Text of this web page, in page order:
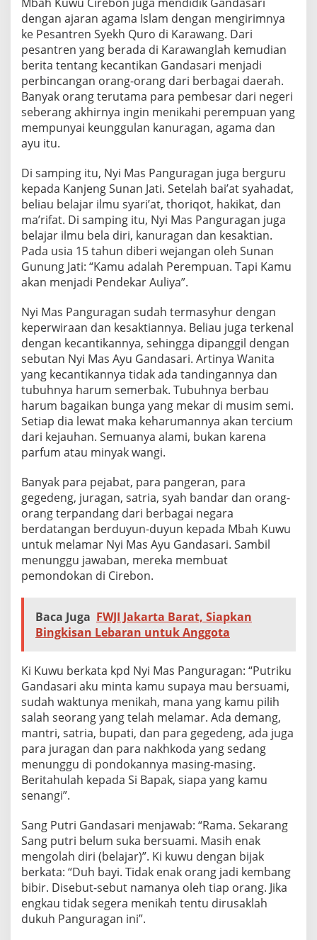
dengan ajaran agama Islam dengan mengirimnya
ke Pesantren Syekh Quro di Karawang. Dari
pesantren yang berada di Karawanglah kemudian
berita tentang kecantikan Gandasari menjadi
perbincangan orang-orang dari berbagai daerah.
Banyak orang terutama para pembesar dari negeri
seberang akhirnya ingin menikahi perempuan yang
mempunyai keunggulan kanuragan, agama dan
ayu itu.
Di samping itu, Nyi Mas Panguragan juga berguru
kepada Kanjeng Sunan Jati. Setelah bai’at syahadat,
beliau belajar ilmu syari’at, thoriqot, hakikat, dan
ma’rifat. Di samping itu, Nyi Mas Panguragan juga
belajar ilmu bela diri, kanuragan dan kesaktian.
Pada usia 15 tahun diberi wejangan oleh Sunan
Gunung Jati: “Kamu adalah Perempuan. Tapi Kamu
akan menjadi Pendekar Auliya”.
Nyi Mas Panguragan sudah termasyhur dengan
keperwiraan dan kesaktiannya. Beliau juga terkenal
dengan kecantikannya, sehingga dipanggil dengan
sebutan Nyi Mas Ayu Gandasari. Artinya Wanita
yang kecantikannya tidak ada tandingannya dan
tubuhnya harum semerbak. Tubuhnya berbau
harum bagaikan bunga yang mekar di musim semi.
Setiap dia lewat maka keharumannya akan tercium
dari kejauhan. Semuanya alami, bukan karena
parfum atau minyak wangi.
Banyak para pejabat, para pangeran, para
gegedeng, juragan, satria, syah bandar dan orang-
orang terpandang dari berbagai negara
berdatangan berduyun-duyun kepada Mbah Kuwu
untuk melamar Nyi Mas Ayu Gandasari. Sambil
menunggu jawaban, mereka membuat
pemondokan di Cirebon.
Baca Juga FWJI Jakarta Barat, Siapkan
Bingkisan Lebaran untuk Anggota
Ki Kuwu berkata kpd Nyi Mas Panguragan: “Putriku
Gandasari aku minta kamu supaya mau bersuami,
sudah waktunya menikah, mana yang kamu pilih
salah seorang yang telah melamar. Ada demang,
mantri, satria, bupati, dan para gegedeng, ada juga
para juragan dan para nakhkoda yang sedang
menunggu di pondokannya masing-masing.
Beritahulah kepada Si Bapak, siapa yang kamu
senangi”.
Sang Putri Gandasari menjawab: “Rama. Sekarang
Sang putri belum suka bersuami. Masih enak
mengolah diri (belajar)”. Ki kuwu dengan bijak
berkata: “Duh bayi. Tidak enak orang jadi kembang
bibir. Disebut-sebut namanya oleh tiap orang. Jika
engkau tidak segera menikah tentu dirusaklah
dukuh Panguragan ini”.